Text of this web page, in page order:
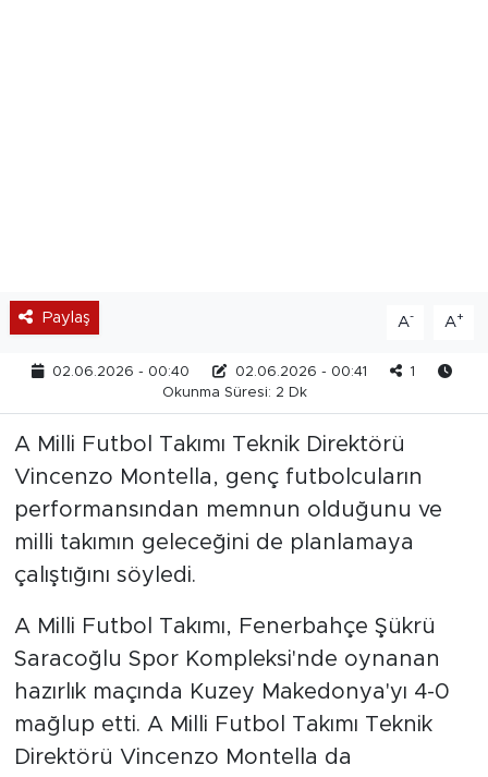
Paylaş A- A+
02.06.2026 - 00:40 02.06.2026 - 00:41
1
Okunma Süresi: 2 Dk
A Milli Futbol Takımı Teknik Direktörü
Vincenzo Montella, genç futbolcuların
performansından memnun olduğunu ve
milli takımın geleceğini de planlamaya
çalıştığını söyledi.
A Milli Futbol Takımı, Fenerbahçe Şükrü
Saracoğlu Spor Kompleksi'nde oynanan
hazırlık maçında Kuzey Makedonya'yı 4-0
mağlup etti. A Milli Futbol Takımı Teknik
Direktörü Vincenzo Montella da